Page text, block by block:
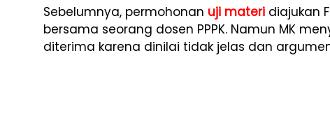
Sebelumnya, permohonan uji materi diajukan
bersama seorang dosen PPPK. Namun MK
diterima karena dinilai tidak jelas dan